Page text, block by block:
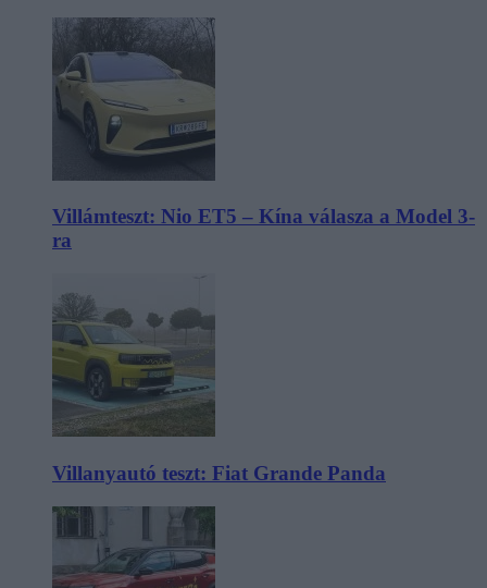
Villámteszt: Nio ET5 – Kína válasza a Model 3-
ra
Villanyautó teszt: Fiat Grande Panda